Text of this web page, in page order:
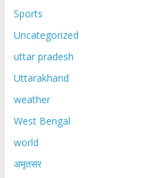
Sports
Uncategorized
uttar pradesh
Uttarakhand
weather
West Bengal
world
अमृतसर